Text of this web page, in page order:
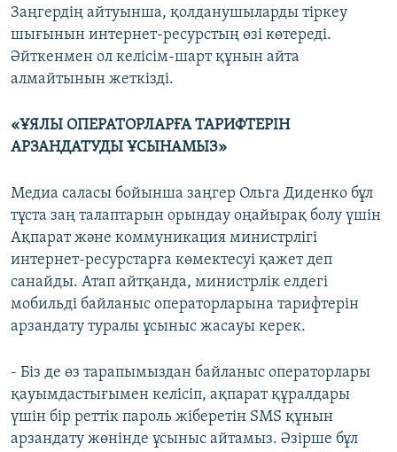
Заңгердің айтуынша, қолданушыларды тіркеу
шығынын интернет-ресурстың өзі көтереді.
Әйткенмен ол келісім-шарт құнын айта
алмайтынын жеткізді.
«ҰЯЛЫ ОПЕРАТОРЛАРҒА ТАРИФТЕРІН
АРЗАНДАТУДЫ ҰСЫНАМЫЗ»
Медиа саласы бойынша заңгер Ольга Диденко бұл
тұста заң талаптарын орындау оңайырақ болу үшін
Ақпарат және коммуникация министрлігі
интернет-ресурстарға көмектесуі қажет деп
санайды. Атап айтқанда, министрлік елдегі
мобильді байланыс операторларына тарифтерін
арзандату туралы ұсыныс жасауы керек.
- Біз де өз тарапымыздан байланыс операторлары
қауымдастығымен келісіп, ақпарат құралдары
үшін бір реттік пароль жіберетін SMS құнын
арзандату жөнінде ұсыныс айтамыз. Әзірше бұл